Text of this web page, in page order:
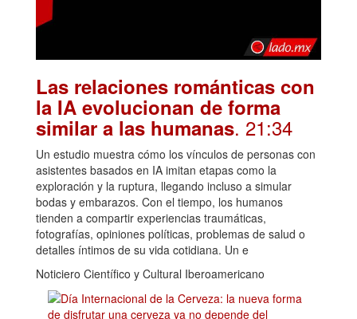
Las relaciones románticas con
la IA evolucionan de forma
similar a las humanas. 21:34
Un estudio muestra cómo los vínculos de personas con
asistentes basados en IA imitan etapas como la
exploración y la ruptura, llegando incluso a simular
bodas y embarazos. Con el tiempo, los humanos
tienden a compartir experiencias traumáticas,
fotografías, opiniones políticas, problemas de salud o
detalles íntimos de su vida cotidiana. Un e
Noticiero Científico y Cultural Iberoamericano